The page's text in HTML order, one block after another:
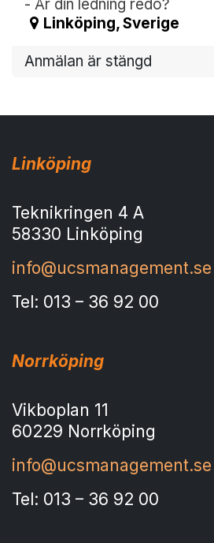
- Är din ledning redo?
Linköping,Sverige
Anmälan är stängd
Linköping
Teknikringen 4 A
58330 Linköping
info@ucsmanagement.se
Tel: 013 – 36 92 00
Norrköping
Vikboplan 11
60229 Norrköping
info@ucsmanagement.se
Tel: 013 – 36 92 00